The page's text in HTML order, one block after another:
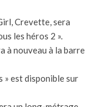
Crevette, sera
les héros 2 ».
à nouveau à la barre
» est disponible sur